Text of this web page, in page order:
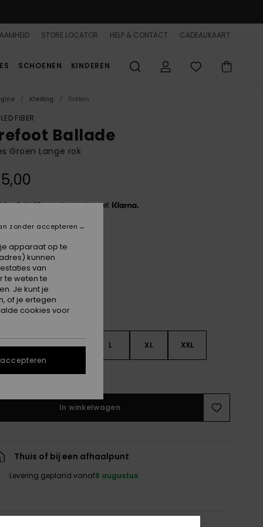
STORE LOCATOR HELP & CONTACT CADEAUKAART
SCHOENEN KINDEREN
Kleding Rokken
FIBER
Ballade
Groen Lange rok
x € 21,67, zonder rente met
Moss
S M L XL XXL
maattabel
In winkelwagen
Thuis of bij een afhaalpunt
Levering gepland vanaf8 augustus
apparaat op te
kunnen
van
te weten te
Je kunt je
of je ertegen
cookies voor
zonder accepteren